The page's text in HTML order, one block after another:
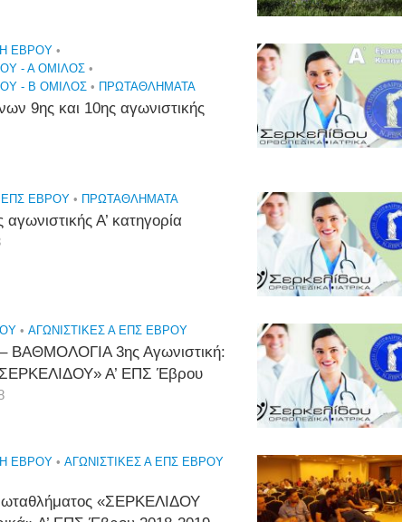
ΈΒΡΟΥ •
- Α ΌΜΙΛΟΣ •
- Β ΌΜΙΛΟΣ • ΠΡΩΤΑΘΛΉΜΑΤΑ
9ης και 10ης αγωνιστικής
ΕΠΣ ΕΒΡΟΥ • ΠΡΩΤΑΘΛΉΜΑΤΑ
Α’ κατηγορία
• ΑΓΩΝΙΣΤΙΚΕΣ Α ΕΠΣ ΕΒΡΟΥ
3ης Αγωνιστική:
Α’ ΕΠΣ Έβρου
ΈΒΡΟΥ • ΑΓΩΝΙΣΤΙΚΕΣ Α ΕΠΣ ΕΒΡΟΥ
«ΣΕΡΚΕΛΙΔΟΥ